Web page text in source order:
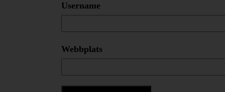
Username
Webbplats